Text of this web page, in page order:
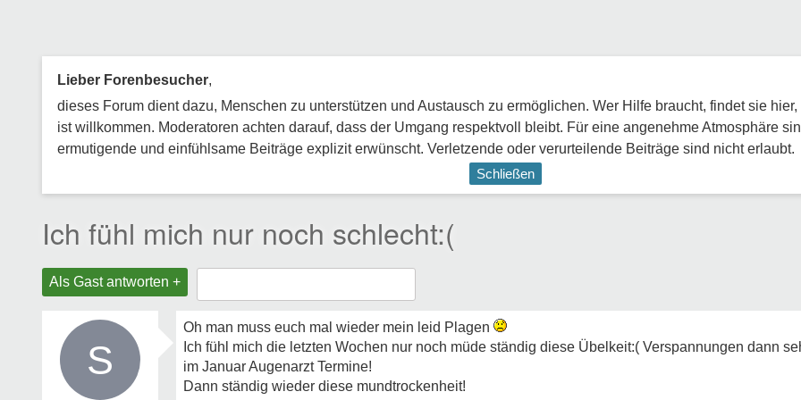
Lieber Forenbesucher,
dieses Forum dient dazu, Menschen zu unterstützen und Austausch zu ermöglichen. Wer Hilfe braucht, findet sie
ist willkommen. Moderatoren achten darauf, dass der Umgang respektvoll bleibt. Für eine angenehme Atmosphäre
ermutigende und einfühlsame Beiträge explizit erwünscht. Verletzende oder verurteilende Beiträge sind nicht erlaubt.
Schließen
Ich fühl mich nur noch schlecht:(
Als Gast antworten +
S
Oh man muss euch mal wieder mein leid Plagen
Ich fühl mich die letzten Wochen nur noch müde ständig diese Übelkeit:( Verspannungen dann
im Januar Augenarzt Termine!
Dann ständig wieder diese mundtrockenheit!